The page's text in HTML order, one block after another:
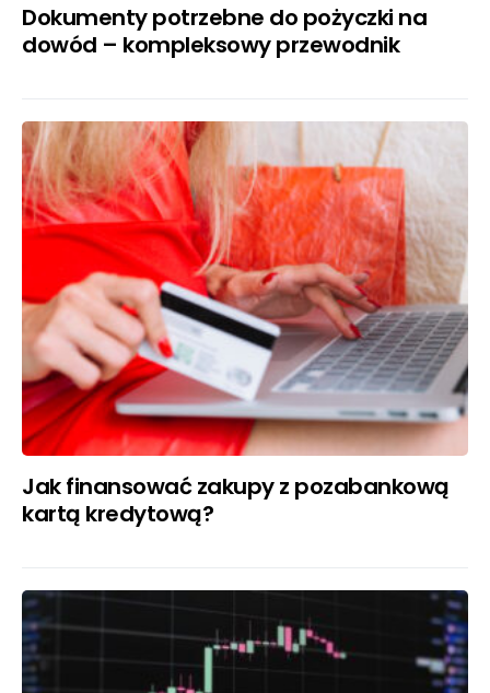
Dokumenty potrzebne do pożyczki na
dowód – kompleksowy przewodnik
Jak finansować zakupy z pozabankową
kartą kredytową?